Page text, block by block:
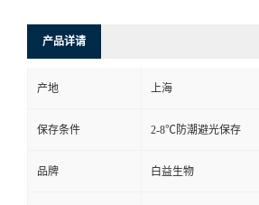
产品详请
产地 上海
保存条件 2-8℃防潮避光保存
品牌 白益生物